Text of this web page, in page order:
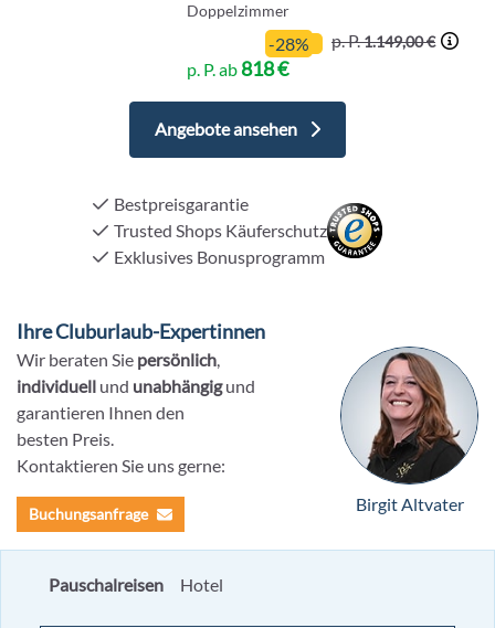
Doppelzimmer
-28% p. P.1.149,00 €
p. P. ab818 €
Angebote ansehen
Bestpreisgarantie
Trusted Shops Käuferschutz
Exklusives Bonusprogramm
Ihre Cluburlaub-Expertinnen
Wir beraten Sie persönlich,
individuell und unabhängigund
garantieren Ihnen den
besten Preis.
Kontaktieren Sie uns gerne:
Buchungsanfrage Birgit Altvater
Pauschalreisen Hotel